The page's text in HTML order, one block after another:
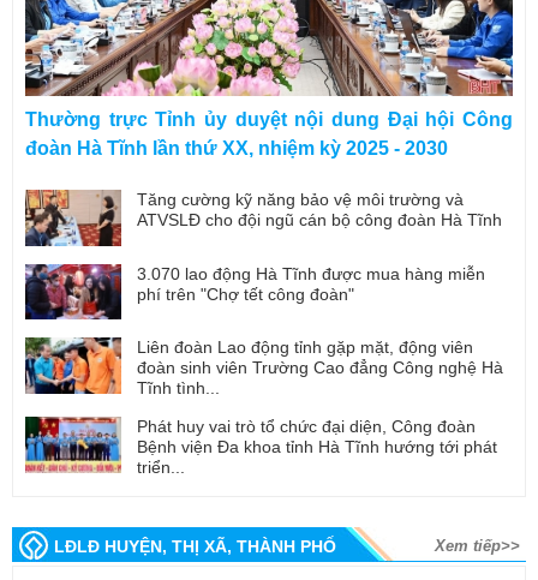
Thường trực Tỉnh ủy duyệt nội dung Đại hội Công
đoàn Hà Tĩnh lần thứ XX, nhiệm kỳ 2025 - 2030
Tăng cường kỹ năng bảo vệ môi trường và
ATVSLĐ cho đội ngũ cán bộ công đoàn Hà Tĩnh
3.070 lao động Hà Tĩnh được mua hàng miễn
phí trên "Chợ tết công đoàn"
Liên đoàn Lao động tỉnh gặp mặt, động viên
đoàn sinh viên Trường Cao đẳng Công nghệ Hà
Tĩnh tình...
Phát huy vai trò tổ chức đại diện, Công đoàn
Bệnh viện Đa khoa tỉnh Hà Tĩnh hướng tới phát
triển...
LĐLĐ HUYỆN, THỊ XÃ, THÀNH PHỐ Xem tiếp>>